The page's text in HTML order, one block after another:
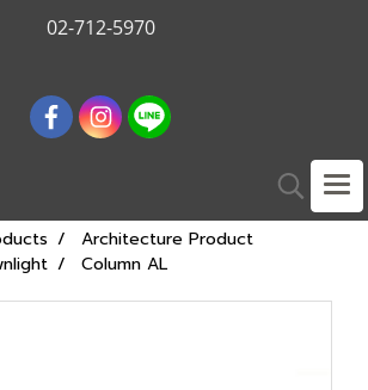
02-712-5970
Architecture Product
Column AL